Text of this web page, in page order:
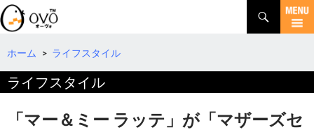
検
索
コ
テ
ツ
へ
ホーム > ライフスタイル
ライフスタイル
「マー＆ミー ラッテ」が「マザーズセ